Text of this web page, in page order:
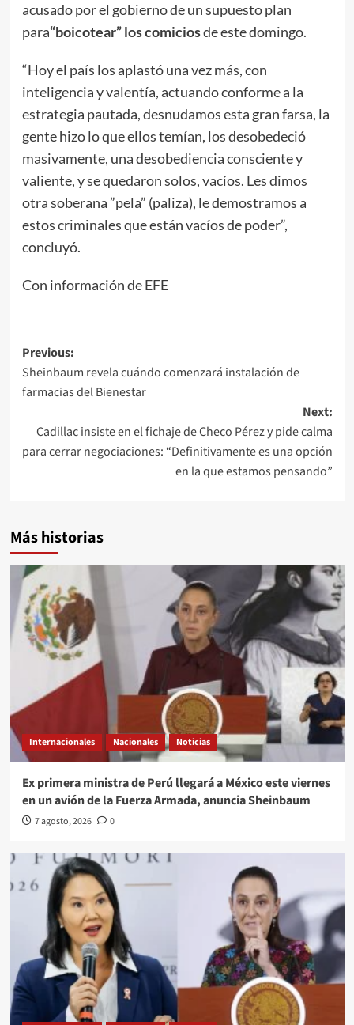
acusado por el gobierno de un supuesto plan
para“boicotear” los comiciosde este domingo.
“Hoy el país los aplastó una vez más, con
inteligencia y valentía, actuando conforme a la
estrategia pautada, desnudamos esta gran farsa, la
gente hizo lo que ellos temían, los desobedeció
masivamente, una desobediencia consciente y
valiente, y se quedaron solos, vacíos. Les dimos
otra soberana ”pela” (paliza), le demostramos a
estos criminales que están vacíos de poder”,
concluyó.
Con información de EFE
Post
navigation
Previous:
Sheinbaum revela cuándo comenzará instalación de
farmacias del Bienestar
Next:
Cadillac insiste en el fichaje de Checo Pérez y pide calma
para cerrar negociaciones: “Definitivamente es una opción
en la que estamos pensando”
Más historias
Internacionales Nacionales Noticias
Ex primera ministra de Perú llegará a México este viernes
en un avión de la Fuerza Armada, anuncia Sheinbaum
7 agosto, 2026 0